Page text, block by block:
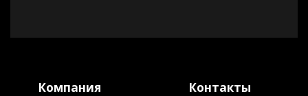
Компания
Контакты